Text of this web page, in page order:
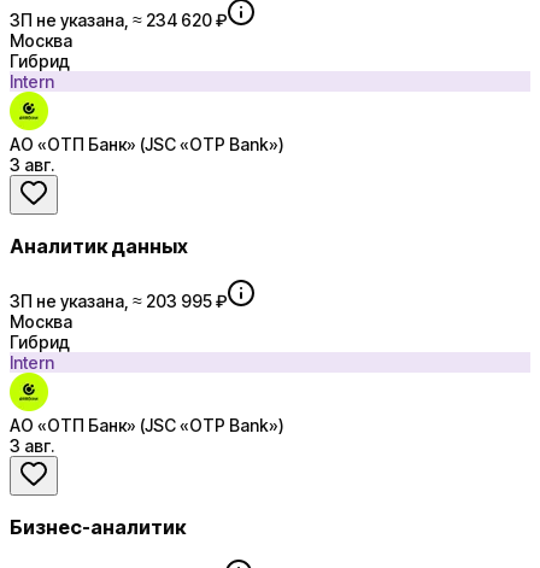
ЗП не указана, ≈ 234 620 ₽
Москва
Гибрид
Intern
АО «ОТП Банк» (JSC «OTP Bank»)
3 авг.
Аналитик данных
ЗП не указана, ≈ 203 995 ₽
Москва
Гибрид
Intern
АО «ОТП Банк» (JSC «OTP Bank»)
3 авг.
Бизнес-аналитик